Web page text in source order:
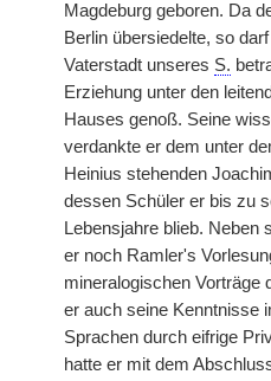
Magdeburg geboren. Da
Berlin übersiedelte, so
Vaterstadt unseres S.
Erziehung unter den
Hauses genoß. Seine
verdankte er dem unter
Heinius stehenden
dessen Schüler er bis zu
Lebensjahre blieb. Neben
er noch Ramler's
mineralogischen Vorträge
er auch seine Kenntnisse
Sprachen durch eifrige
hatte er mit dem